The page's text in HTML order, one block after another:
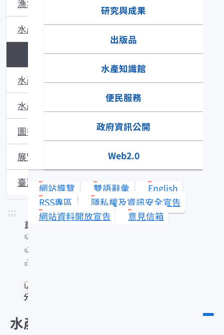
研究與成果
出版品
水產知識館
便民服務
政府資訊公開
Web2.0
網站導覽 雙語辭彙
English
RSS專區
隱私權及資訊安全宣告
網站資料開放宣告
意見信箱
漁場動態
水產品食安專區
水產技術
水產多媒體
水產食譜
圖書館藏
展覽與活動
臺灣沿近海漁業資源動態
:::
首頁
水產知識館
水產技術
對蝦類的分類學研究
分享
水產技術